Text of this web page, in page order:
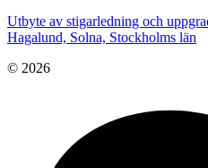
Utbyte av stigarledning och
Hagalund, Solna, Stockholms län
© 2026